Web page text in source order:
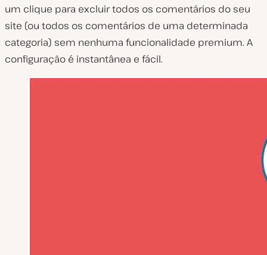
um clique para excluir todos os comentários do seu
site (ou todos os comentários de uma determinada
categoria) sem nenhuma funcionalidade premium. A
configuração é instantânea e fácil.